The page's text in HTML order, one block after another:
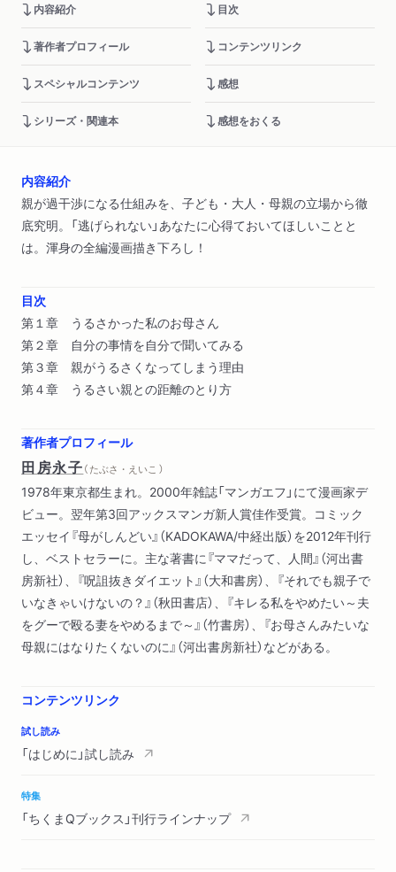
内容紹介 目次
著作者プロフィール コンテンツリンク
スペシャルコンテンツ 感想
シリーズ・関連本 感想をおくる
内容紹介
親が過干渉になる仕組みを、子ども・大人・母親の立場から徹
底究明。「逃げられない」あなたに心得ておいてほしいことと
は。渾身の全編漫画描き下ろし！
目次
第１章 うるさかった私のお母さん
第２章 自分の事情を自分で聞いてみる
第３章 親がうるさくなってしまう理由
第４章 うるさい親との距離のとり方
著作者プロフィール
田房永子（ たぶさ・えいこ ）
1978年東京都生まれ。2000年雑誌「マンガエフ」にて漫画家デ
ビュー。翌年第3回アックスマンガ新人賞佳作受賞。コミック
エッセイ『母がしんどい』（KADOKAWA/中経出版）を2012年刊行
し、ベストセラーに。主な著書に『ママだって、人間』（河出書
房新社）、『呪詛抜きダイエット』（大和書房）、『それでも親子で
いなきゃいけないの？』（秋田書店）、『キレる私をやめたい～夫
をグーで殴る妻をやめるまで～』（竹書房）、『お母さんみたいな
母親にはなりたくないのに』（河出書房新社）などがある。
コンテンツリンク
試し読み
「はじめに」試し読み
特集
「ちくまQブックス」刊行ラインナップ